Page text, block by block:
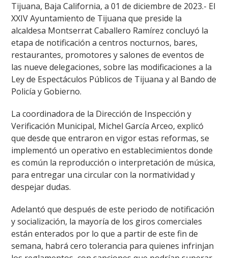
Tijuana, Baja California, a 01 de diciembre de 2023.- El
XXIV Ayuntamiento de Tijuana que preside la
alcaldesa Montserrat Caballero Ramírez concluyó la
etapa de notificación a centros nocturnos, bares,
restaurantes, promotores y salones de eventos de
las nueve delegaciones, sobre las modificaciones a la
Ley de Espectáculos Públicos de Tijuana y al Bando de
Policía y Gobierno.
La coordinadora de la Dirección de Inspección y
Verificación Municipal, Michel García Arceo, explicó
que desde que entraron en vigor estas reformas, se
implementó un operativo en establecimientos donde
es común la reproducción o interpretación de música,
para entregar una circular con la normatividad y
despejar dudas.
Adelantó que después de este periodo de notificación
y socialización, la mayoría de los giros comerciales
están enterados por lo que a partir de este fin de
semana, habrá cero tolerancia para quienes infrinjan